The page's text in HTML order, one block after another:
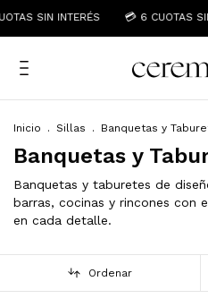
SIN INTERÉS 💳 6 CUOTAS SIN
Inicio . Sillas . Banquetas y
Banquetas y
Banquetas y taburetes de
barras, cocinas y rincones con
en cada detalle.
Ordenar